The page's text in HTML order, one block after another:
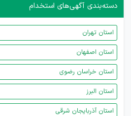
دسته‌بندی آگهی‌های استخدام
استان تهران
استان اصفهان
استان خراسان رضوی
استان البرز
استان آذربایجان شرقی